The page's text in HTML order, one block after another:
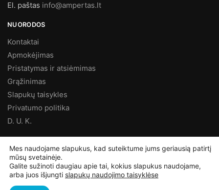
El. paštas info@ampertas.lt
NUORODOS
Kontaktai
Apmokėjimas
Pristatymas ir atsiėmimas
Grąžinimas
Slapukų taisykles
Privatumo politika
D. U. K.
©Ampertas.lt2025, Visos teisės saugomos
Mes naudojame slapukus, kad suteiktume jums geriausią patirtį
mūsų svetainėje.
Galite sužinoti daugiau apie tai, kokius slapukus naudojame,
arba juos išjungti slapukų naudojimo taisyklėse